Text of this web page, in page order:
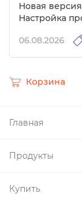
Новая
Настройка
06.08.2026
Главная
Продукты
Купить
Корзина